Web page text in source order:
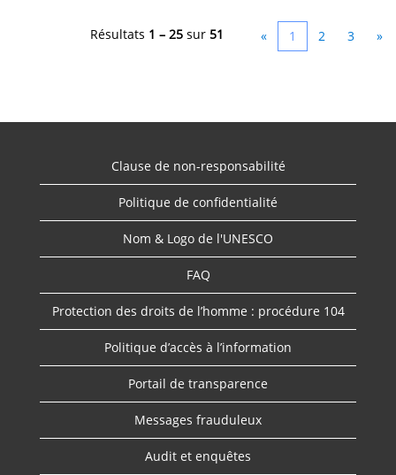
Résultats 1 – 25 sur 51 « 1 2 3 »
Clause de non-responsabilité
Politique de confidentialité
Nom & Logo de l'UNESCO
FAQ
Protection des droits de l’homme : procédure 104
Politique d’accès à l’information
Portail de transparence
Messages frauduleux
Audit et enquêtes